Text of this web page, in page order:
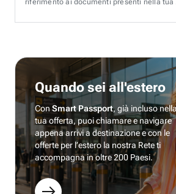
Quando sei all'estero
ConSmart Passport, già incluso
tua offerta, puoi chiamare e navigare
appena arrivi a destinazione e con le
offerte per l’estero la nostra Rete ti
accompagna in oltre 200 Paesi.